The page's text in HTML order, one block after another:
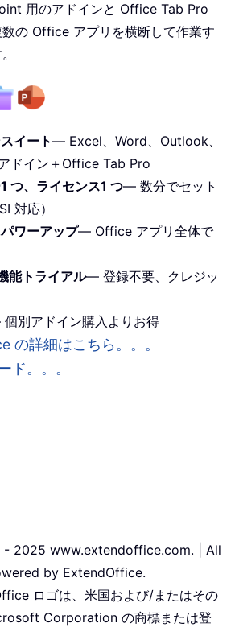
用のアドインと Office Tab Pro
の Office アプリを横断して作業す
イート— Excel、Word、Outlook、
ドイン＋Office Tab Pro
つ、ライセンス1 つ— 数分でセット
対応）
ワーアップ— Office アプリ全体で
能トライアル— 登録不要、クレジッ
別アドイン購入よりお得
の詳細はこちら。。。
ド。。。
2025 www.extendoffice.com. | All
by ExtendOffice.
ロゴは、米国および/またはその
Corporation の商標または登